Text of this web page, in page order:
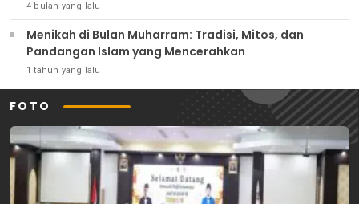
4 bulan yang lalu
Menikah di Bulan Muharram: Tradisi, Mitos, dan
Pandangan Islam yang Mencerahkan
1 tahun yang lalu
FOTO